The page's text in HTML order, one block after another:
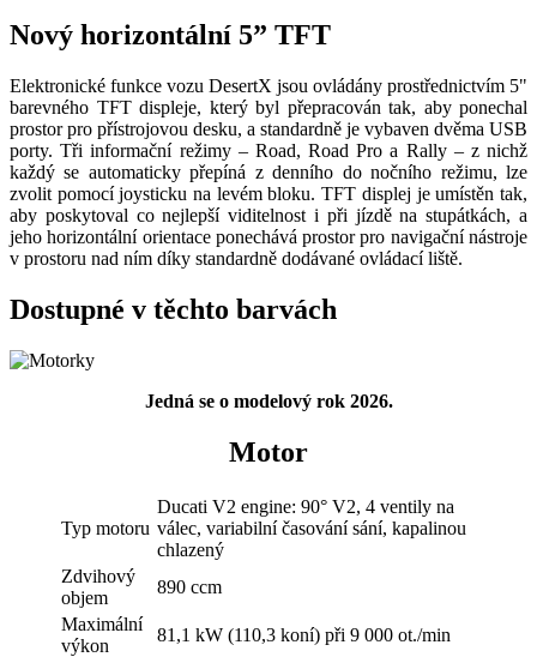
Nový horizontální 5” TFT
Elektronické funkce vozu DesertX jsou ovládány prostřednictvím 5"
barevného TFT displeje, který byl přepracován tak, aby ponechal
prostor pro přístrojovou desku, a standardně je vybaven dvěma USB
porty. Tři informační režimy – Road, Road Pro a Rally – z nichž
každý se automaticky přepíná z denního do nočního režimu, lze
zvolit pomocí joysticku na levém bloku. TFT displej je umístěn tak,
aby poskytoval co nejlepší viditelnost i při jízdě na stupátkách, a
jeho horizontální orientace ponechává prostor pro navigační nástroje
v prostoru nad ním díky standardně dodávané ovládací liště.
Dostupné v těchto barvách
Jedná se o modelový rok 2026.
Motor
Typ motoru
Ducati V2 engine: 90° V2, 4 ventily na
válec, variabilní časování sání, kapalinou
chlazený
Zdvihový
objem
890 ccm
Maximální
výkon
81,1 kW (110,3 koní) při 9 000 ot./min